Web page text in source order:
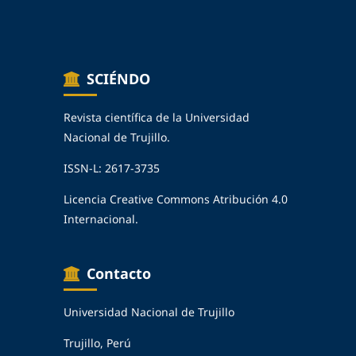
SCIÉNDO
Revista científica de la Universidad
Nacional de Trujillo.
ISSN-L: 2617-3735
Licencia Creative Commons Atribución 4.0
Internacional.
Contacto
Universidad Nacional de Trujillo
Trujillo, Perú